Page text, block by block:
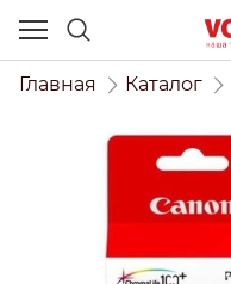
Главная Каталог